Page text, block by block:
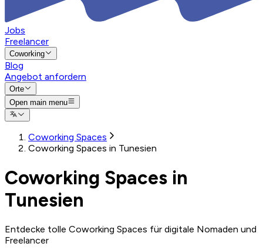
Jobs
Freelancer
Coworking
Blog
Angebot anfordern
Orte
Open main menu
Coworking Spaces
Coworking Spaces in Tunesien
Coworking Spaces in
Tunesien
Entdecke tolle Coworking Spaces für digitale Nomaden und
Freelancer